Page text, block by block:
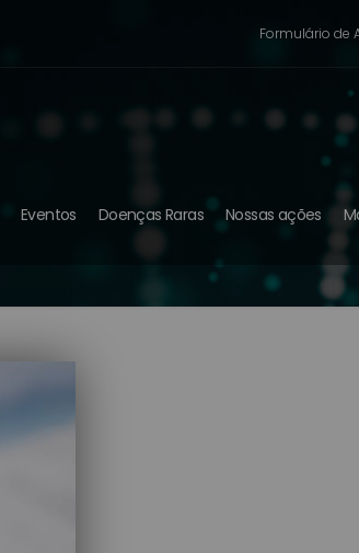
Formulário de
Eventos Doenças Raras Nossas ações